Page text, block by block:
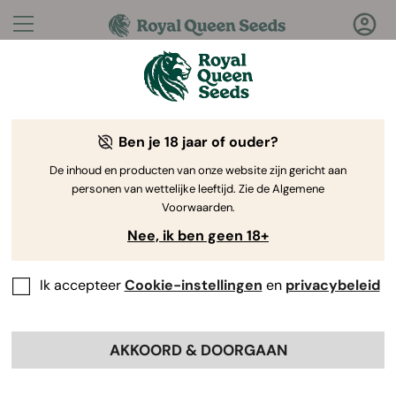
Vragen?Antwoorden!
Welkom bij de Royal Queen Seeds Help Center
Help
Back
Wat is het affiliateprogramma
Ben je 18 jaar of ouder?
De inhoud en producten van onze website zijn gericht aan
personen van wettelijke leeftijd. Zie de Algemene
Voorwaarden.
Nee, ik ben geen 18+
Ik accepteerCookie-instellingen en privacybeleid
AKKOORD & DOORGAAN